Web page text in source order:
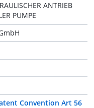
ANTRIEB
PUMPE
Convention Art 56